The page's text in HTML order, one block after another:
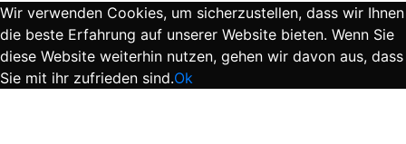
Wir verwenden Cookies, um sicherzustellen, dass wir Ihnen
die beste Erfahrung auf unserer Website bieten. Wenn Sie
diese Website weiterhin nutzen, gehen wir davon aus, dass
Sie mit ihr zufrieden sind.Ok